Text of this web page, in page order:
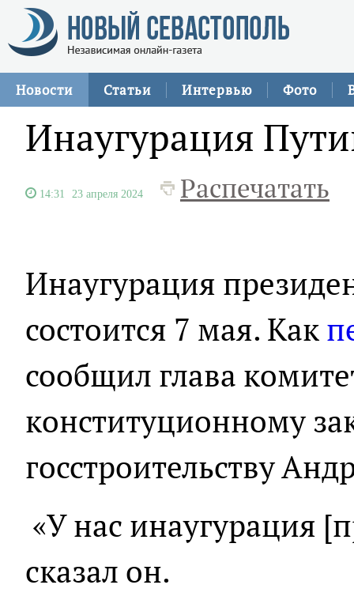
Новости Статьи Интервью Фото
Инаугурация
14:31 23 апреля 2024 Распечатать
Инаугурация
состоится 7 мая. Как
сообщил глава
конституционному
госстроительству
«У нас инаугурация
сказал он.